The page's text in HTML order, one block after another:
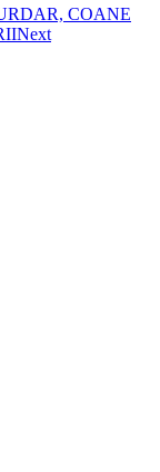
COANE
Next